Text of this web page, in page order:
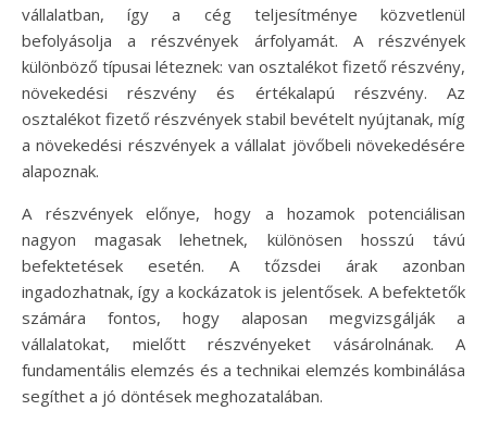
vállalatban, így a cég teljesítménye közvetlenül
befolyásolja a részvények árfolyamát. A részvények
különböző típusai léteznek: van osztalékot fizető részvény,
növekedési részvény és értékalapú részvény. Az
osztalékot fizető részvények stabil bevételt nyújtanak, míg
a növekedési részvények a vállalat jövőbeli növekedésére
alapoznak.
A részvények előnye, hogy a hozamok potenciálisan
nagyon magasak lehetnek, különösen hosszú távú
befektetések esetén. A tőzsdei árak azonban
ingadozhatnak, így a kockázatok is jelentősek. A befektetők
számára fontos, hogy alaposan megvizsgálják a
vállalatokat, mielőtt részvényeket vásárolnának. A
fundamentális elemzés és a technikai elemzés kombinálása
segíthet a jó döntések meghozatalában.